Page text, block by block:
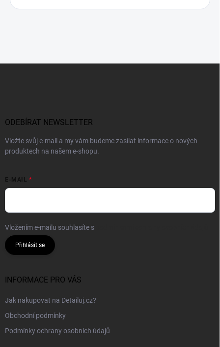
ODEBÍRAT NEWSLETTER
Vložte svůj e-mail a my vám budeme zasílat informace o nových
produktech na našem e-shopu.
E-MAIL
Vložením e-mailu souhlasíte s
Přihlásit se
INFORMACE PRO VÁS
Jak nakupovat na Detailuj.cz?
Obchodní podmínky
Podmínky ochrany osobních údajů